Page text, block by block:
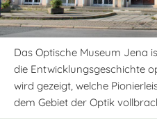
Das Optische Museum Jena
die Entwicklungsgeschichte
wird gezeigt, welche
dem Gebiet der Optik